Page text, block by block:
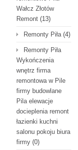
Wałcz Złotów
Remont (13)
Remonty Piła(4)
Remonty Piła
Wykończenia
wnętrz firma
remontowa w Pile
firmy budowlane
Pila elewacje
docieplenia remont
łazienki kuchni
salonu pokoju biura
firmy (0)